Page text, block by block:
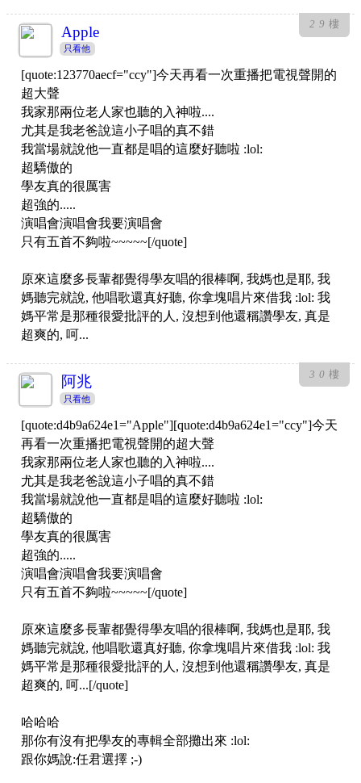
29 樓
Apple
只看他
[quote:123770aecf="ccy"]今天再看一次重播把電視聲開的
超大聲
我家那兩位老人家也聽的入神啦....
尤其是我老爸說這小子唱的真不錯
我當場就說他一直都是唱的這麼好聽啦 :lol:
超驕傲的
學友真的很厲害
超強的.....
演唱會演唱會我要演唱會
只有五首不夠啦~~~~~[/quote]
原來這麼多長輩都覺得學友唱的很棒啊, 我媽也是耶, 我
媽聽完就說, 他唱歌還真好聽, 你拿塊唱片來借我 :lol: 我
媽平常是那種很愛批評的人, 沒想到他還稱讚學友, 真是
超爽的, 呵...
30 樓
阿兆
只看他
[quote:d4b9a624e1="Apple"][quote:d4b9a624e1="ccy"]今天
再看一次重播把電視聲開的超大聲
我家那兩位老人家也聽的入神啦....
尤其是我老爸說這小子唱的真不錯
我當場就說他一直都是唱的這麼好聽啦 :lol:
超驕傲的
學友真的很厲害
超強的.....
演唱會演唱會我要演唱會
只有五首不夠啦~~~~~[/quote]
原來這麼多長輩都覺得學友唱的很棒啊, 我媽也是耶, 我
媽聽完就說, 他唱歌還真好聽, 你拿塊唱片來借我 :lol: 我
媽平常是那種很愛批評的人, 沒想到他還稱讚學友, 真是
超爽的, 呵...[/quote]
哈哈哈
那你有沒有把學友的專輯全部攤出來 :lol:
跟你媽說:任君選擇 ;-)